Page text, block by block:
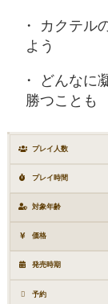
カクテル
よう
どんなに
勝つことも
プレイ人数
プレイ時間
対象年齢
価格
発売時期
予約